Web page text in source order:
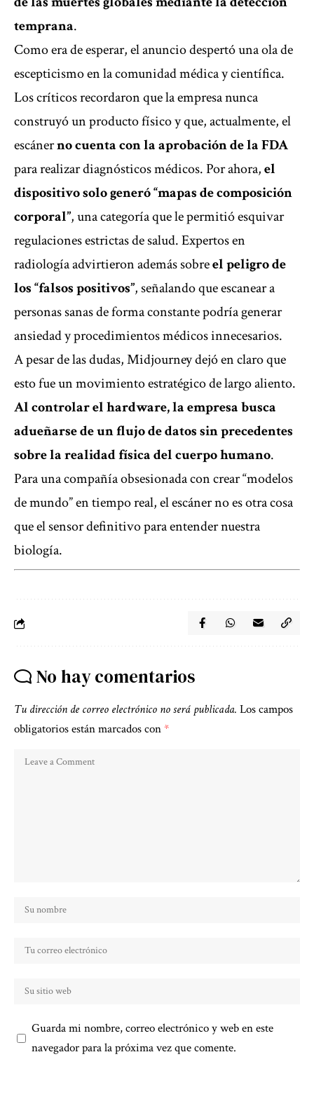
temprana.
Como era de esperar, el anuncio despertó una ola de
escepticismo en la comunidad médica y científica.
Los críticos recordaron que la empresa nunca
construyó un producto físico y que, actualmente, el
escánerno cuenta con la aprobación de la FDA
para realizar diagnósticos médicos. Por ahora,el
dispositivo solo generó “mapas de composición
corporal”, una categoría que le permitió esquivar
regulaciones estrictas de salud. Expertos en
radiología advirtieron además sobreel peligro de
los “falsos positivos”, señalando que escanear a
personas sanas de forma constante podría generar
ansiedad y procedimientos médicos innecesarios.
A pesar de las dudas, Midjourney dejó en claro que
esto fue un movimiento estratégico de largo aliento.
Al controlar el hardware, la empresa busca
adueñarse de un flujo de datos sin precedentes
sobre la realidad física del cuerpo humano.
Para una compañía obsesionada con crear “modelos
de mundo” en tiempo real, el escáner no es otra cosa
que el sensor definitivo para entender nuestra
biología.
No hay comentarios
Tu dirección de correo electrónico no será publicada. Los campos
obligatorios están marcados con*
Guarda mi nombre, correo electrónico y web en este
navegador para la próxima vez que comente.